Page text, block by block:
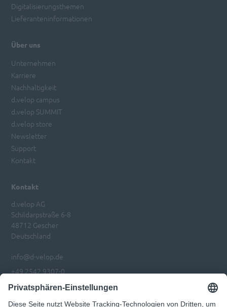
Kontakt
d.velop AG
Schildarpstraße 6-8
48712 Gescher
Deutschland
info@d-velop.de
+49 2542 9307-0
Digitalisierungsthemen
Lieferanteninformationen
Über uns
Unternehmen
Karriere
Nachhaltigkeit
d.velop campus
d.velop SUMMIT
d.velop store
Newsletter
Support
Kontakt